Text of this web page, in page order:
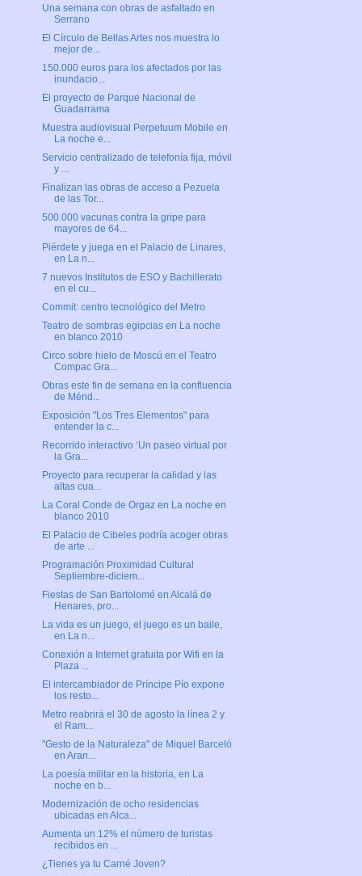
Una semana con obras de asfaltado en
Serrano
El Círculo de Bellas Artes nos muestra lo
mejor de...
150.000 euros para los afectados por las
inundacio...
El proyecto de Parque Nacional de
Guadarrama
Muestra audiovisual Perpetuum Mobile en
La noche e...
Servicio centralizado de telefonía fija, móvil
y ...
Finalizan las obras de acceso a Pezuela
de las Tor...
500.000 vacunas contra la gripe para
mayores de 64...
Piérdete y juega en el Palacio de Linares,
en La n...
7 nuevos Institutos de ESO y Bachillerato
en el cu...
Commit: centro tecnológico del Metro
Teatro de sombras egipcias en La noche
en blanco 2010
Circo sobre hielo de Moscú en el Teatro
Compac Gra...
Obras este fin de semana en la confluencia
de Ménd...
Exposición "Los Tres Elementos" para
entender la c...
Recorrido interactivo ‘Un paseo virtual por
la Gra...
Proyecto para recuperar la calidad y las
altas cua...
La Coral Conde de Orgaz en La noche en
blanco 2010
El Palacio de Cibeles podría acoger obras
de arte ...
Programación Proximidad Cultural
Septiembre-diciem...
Fiestas de San Bartolomé en Alcalá de
Henares, pro...
La vida es un juego, el juego es un baile,
en La n...
Conexión a Internet gratuita por Wifi en la
Plaza ...
El intercambiador de Príncipe Pío expone
los resto...
Metro reabrirá el 30 de agosto la línea 2 y
el Ram...
"Gesto de la Naturaleza" de Miquel Barceló
en Aran...
La poesía militar en la historia, en La
noche en b...
Modernización de ocho residencias
ubicadas en Alca...
Aumenta un 12% el número de turistas
recibidos en ...
¿Tienes ya tu Carné Joven?